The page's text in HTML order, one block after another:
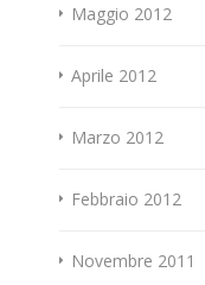
Maggio 2012
Aprile 2012
Marzo 2012
Febbraio 2012
Novembre 2011